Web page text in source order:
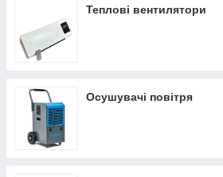
Теплові вентилятори
Осушувачі повітря